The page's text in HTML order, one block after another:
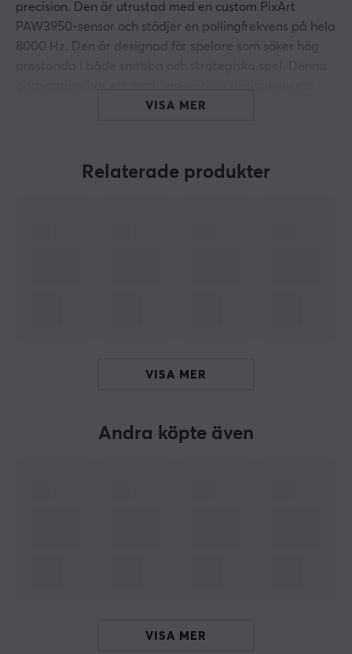
precision. Den är utrustad med en custom PixArt
PAW3950-sensor och stödjer en pollingfrekvens på hela
8000 Hz. Den är designad för spelare som söker hög
och möjliggör för användaren att byta ut
Musen väger cirka 49,5 g, vilket gör den lätt och
Låg vikt på 49,5 g
Tillv. artikelnummer: EGG-OP1-8K-V2-WHT
VISA MER
Relaterade produkter
VISA MER
Andra köpte även
VISA MER